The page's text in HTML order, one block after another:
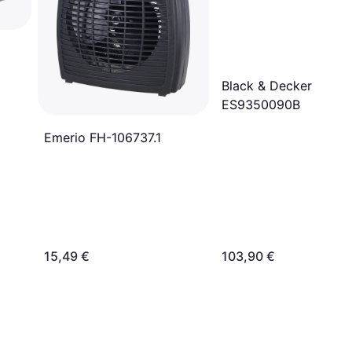
Emerio FH-106737.1
15,49 €
Black & Decker
ES9350090B
103,90 €